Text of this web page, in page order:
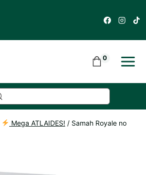
0
Mega ATLAIDES! / Samah Royale no